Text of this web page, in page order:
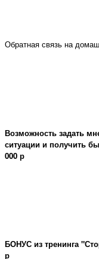
Обратная связь на
Возможность задать
ситуации и получить
000 р
БОНУС из тренинга
р